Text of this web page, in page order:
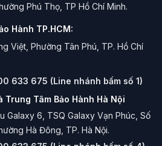
bật của RAM DDR4 VSP
mực: Các thanh RAM VSP
mà:Giúp bạn thoải mái mở
bỉ:Sử dụng bo mạch PCB chất
tốt: Đã được kiểm tra hoạt động
Phú Thọ, TP Hồ Chí Minh.
Hành TP.HCM:
Việt, Phường Tân Phú, TP. Hồ Chí
633 675 (Line nhánh bấm số 1)
Trung Tâm Bảo Hành Hà Nội
Galaxy 6, TSQ Galaxy Vạn Phúc, Số
Hà Đông, TP. Hà Nội.